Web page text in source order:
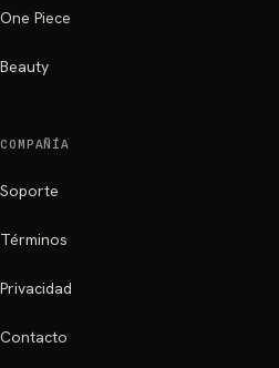
One Piece
Beauty
COMPAÑÍA
Soporte
Términos
Privacidad
Contacto